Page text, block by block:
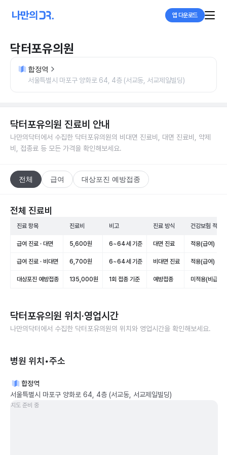
앱 다운로드
닥터포유의원
합정역
서울특별시 마포구 양화로 64, 4층 (서교동, 서교제일빌딩)
닥터포유의원 진료비 안내
나만의닥터에서 수집한 닥터포유의원의 비대면 진료비, 대면 진료비, 약제
비, 접종료 등 모든 가격을 확인해보세요.
전체 급여 대상포진 예방접종
전체 진료비
진료 항목 진료비 비고 진료 방식 건강보험 적용
급여 진료 · 대면 5,600원 6~64세 기준 대면 진료 적용(급여)
급여 진료 · 비대면 6,700원 6~64세 기준 비대면 진료 적용(급여)
대상포진 예방접종 135,000원 1회 접종 기준 예방접종 미적용(비급여)
닥터포유의원 위치·영업시간
나만의닥터에서 수집한 닥터포유의원의 위치와 영업시간을 확인해보세요.
병원 위치•주소
합정역
서울특별시 마포구 양화로 64, 4층 (서교동, 서교제일빌딩)
지도 준비 중